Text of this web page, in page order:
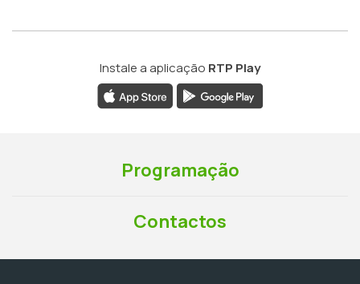
Instale a aplicação RTP Play
Programação
Contactos